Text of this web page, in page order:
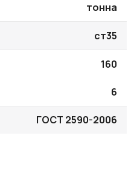
тонна
ст35
160
6
ГОСТ 2590-2006